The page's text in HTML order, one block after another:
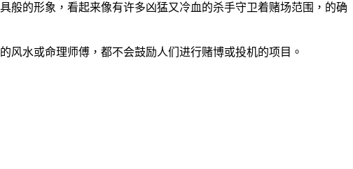
般的形象，看起来像有许多凶猛又冷血的杀手守卫着赌场范围，的确
风水或命理师傅，都不会鼓励人们进行赌博或投机的项目。